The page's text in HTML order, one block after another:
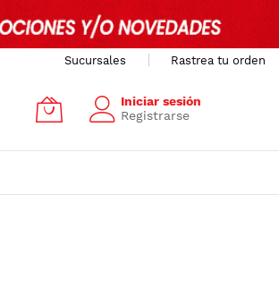
Sucursales Rastrea tu orden
Iniciar sesión
Registrarse